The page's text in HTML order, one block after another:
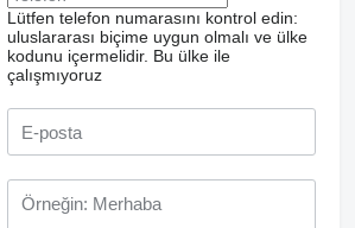
Lütfen telefon numarasını kontrol edin:
uluslararası biçime uygun olmalı ve ülke
kodunu içermelidir. Bu ülke ile
çalışmıyoruz